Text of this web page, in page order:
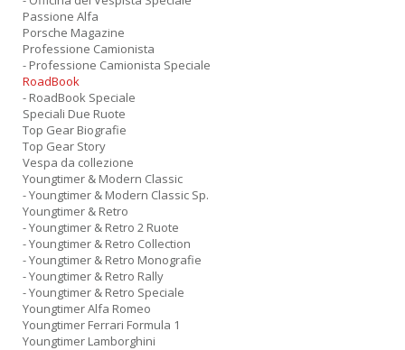
Passione Alfa
Porsche Magazine
Professione Camionista
- Professione Camionista Speciale
RoadBook
- RoadBook Speciale
Speciali Due Ruote
Top Gear Biografie
Top Gear Story
Vespa da collezione
Youngtimer & Modern Classic
- Youngtimer & Modern Classic Sp.
Youngtimer & Retro
- Youngtimer & Retro 2 Ruote
- Youngtimer & Retro Collection
- Youngtimer & Retro Monografie
- Youngtimer & Retro Rally
- Youngtimer & Retro Speciale
Youngtimer Alfa Romeo
Youngtimer Ferrari Formula 1
Youngtimer Lamborghini